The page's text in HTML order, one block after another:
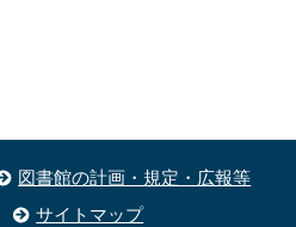
図書館の計画・規定・広報等
サイトマップ